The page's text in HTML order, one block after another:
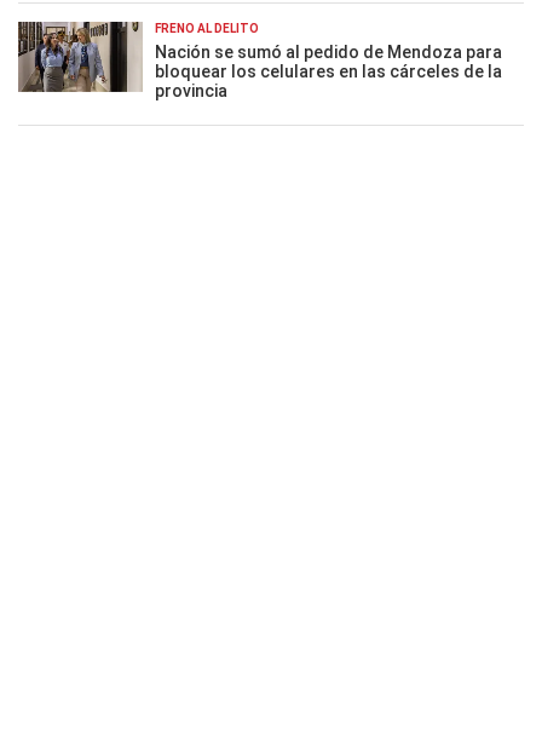
FRENO AL DELITO
Nación se sumó al pedido de Mendoza para
bloquear los celulares en las cárceles de la
provincia